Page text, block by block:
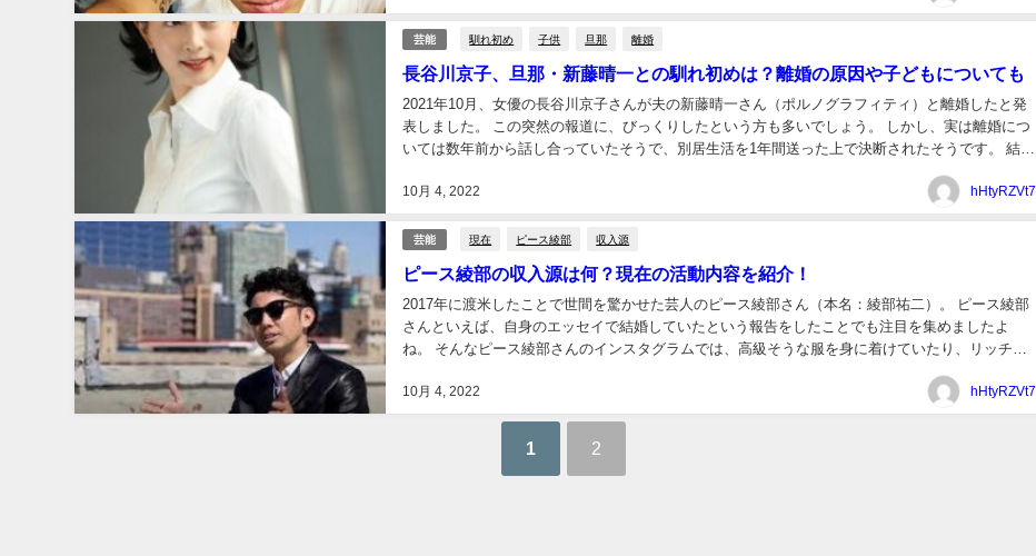
芸能 馴れ初め 子供 旦那 離婚
長谷川京子、旦那・新藤晴一との馴れ初めは？離婚の原因や子どもについても
10月 4, 2022
2021年10月、女優の長谷川京子さんが夫の新藤晴一さん（ポルノグラフィティ）と離婚したと発
表しました。 この突然の報道に、びっくりしたという方も多いでしょう。 しかし、実は離婚につ
いては数年前から話し合っていたそうで、別居生活を1年間送った上で決断されたそうです。 結婚
hHtyRZVt7
芸能 現在 ピース綾部 収入源
ピース綾部の収入源は何？現在の活動内容を紹介！
10月 4, 2022
2017年に渡米したことで世間を驚かせた芸人のピース綾部さん（本名：綾部祐二）。 ピース綾部
さんといえば、自身のエッセイで結婚していたという報告をしたことでも注目を集めましたよ
ね。 そんなピース綾部さんのインスタグラムでは、高級そうな服を身に着けていたり、リッチな
hHtyRZVt7
1 2